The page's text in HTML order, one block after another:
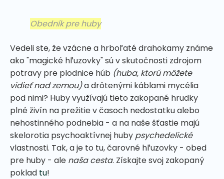
Obedník pre huby
Vedeli ste, že vzácne a hrboľaté drahokamy známe
ako "magické hľuzovky" sú v skutočnosti zdrojom
potravy pre plodnice húb (huba, ktorú môžete
vidieť nad zemou)a drôtenými káblami mycélia
pod nimi? Huby využívajú tieto zakopané hrudky
plné živín na prežitie v časoch nedostatku alebo
nehostinného podnebia - a na naše šťastie majú
skelorotia psychoaktívnej huby psychedelické
vlastnosti. Tak, a je to tu, čarovné hľuzovky - obed
pre huby - ale naša cesta. Získajte svoj zakopaný
poklad tu!